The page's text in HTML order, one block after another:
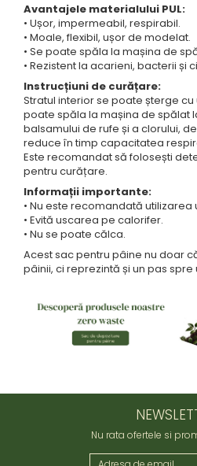
Avantajele materialului PUL:
• Ușor, impermeabil, respirabil.
• Moale, flexibil, ușor de modelat.
• Se poate spăla la mașina de
• Rezistent la acarieni, bacterii și
Instrucțiuni de curățare:
Stratul interior se poate șterge
poate spăla la mașina de spălat
balsamului de rufe și a clorului,
reduce în timp capacitatea
Este recomandat să folosești
pentru curățare.
Informații importante:
• Nu este recomandată utilizarea
• Evită uscarea pe calorifer.
• Nu se poate călca.
Acest sac pentru pâine nu doar
pâinii, ci reprezintă și un pas spre
Nu rata ofertele si